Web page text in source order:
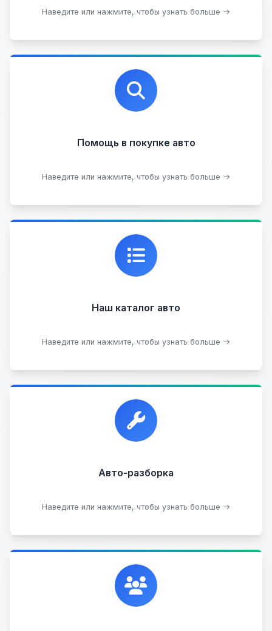
Наведите или нажмите, чтобы узнать больше →
Оставить на комиссии
Помощь в покупке авто
Наведите или нажмите, чтобы узнать больше →
Профессиональная помощь в выборе автомобиля
на любых торговых площадках с проверкой
юридической чистоты.
Подобрать авто
Наш каталог авто
Наведите или нажмите, чтобы узнать больше →
Каталог проверенных автомобилей в отличном
состоянии, где вы можете найти подробную
информацию о каждом авто.
Посмотреть каталог
Авто-разборка
Наведите или нажмите, чтобы узнать больше →
Прием автомобилей для разборки на запчасти в
любом состоянии.
Сдать на разборку
Сотрудничаем с лучшими организациями. Если у
вас есть интересные идеи, мы всегда открыты к
сотрудничеству.